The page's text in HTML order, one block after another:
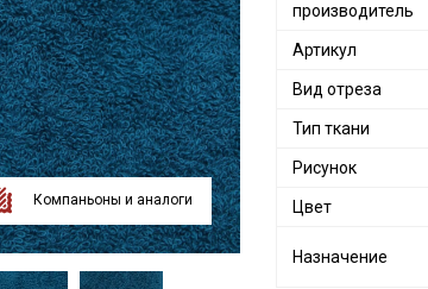
Компаньоны и аналоги
производитель
Артикул
Вид отреза
Тип ткани
Рисунок
Цвет
Назначение